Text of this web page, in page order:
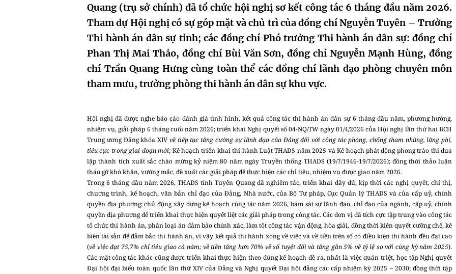
Quang (trụ sở chính) đã tổ chức hội nghị sơ kết công tác 6 tháng đầu năm 2026.
Tham dự Hội nghị có sự góp mặt và chủ trì của đồng chí Nguyễn Tuyên – Trưởng
Thi hành án dân sự tỉnh; các đồng chí Phó trưởng Thi hành án dân sự: đồng chí
Phan Thị Mai Thảo, đồng chí Bùi Văn Sơn, đồng chí Nguyễn Mạnh Hùng, đồng
chí Trần Quang Hưng cùng toàn thể các đồng chí lãnh đạo phòng chuyên môn
tham mưu, trưởng phòng thi hành án dân sự khu vực.
Hội nghị đã được nghe báo cáo đánh giá tình hình, kết quả công tác thi hành án dân sự 6 tháng đầu năm, phương hướng,
nhiệm vụ, giải pháp 6 tháng cuối năm 2026; triển khai Nghị quyết số 04-NQ/TW ngày 01/4/2026 của Hội nghị lần thứ hai BCH
Trung ương Đảng khóa XIV về tiếp tục tăng cường sự lãnh đạo của Đảng đối với công tác phòng, chống tham nhũng, lãng phí,
tiêu cực trong giai đoạn mới; Kế hoạch triển khai thi hành Luật THADS năm 2025 và Kế hoạch phát động phong trào thi đua
lập thành tích xuất sắc chào mừng kỷ niệm 80 năm ngày Truyền thống THADS (19/7/1946-19/7/2026); đồng thời thảo luận
tháo gỡ khó khăn, vướng mắc, đề xuất các giải pháp để thực hiện các chỉ tiêu, nhiệm vụ được giao năm 2026.
Trong 6 tháng đầu năm 2026, THADS tỉnh Tuyên Quang đã nghiêm túc, triển khai đầy đủ, kịp thời các nghị quyết, chỉ thị,
chương trình, kế hoạch, văn bản chỉ đạo của Đảng, Nhà nước, của Bộ Tư pháp, Cục Quản lý THADS và của cấp uỷ, chính
quyền địa phương; chủ động xây dựng kế hoạch công tác năm 2026, bám sát sự lãnh đạo, chỉ đạo của ngành, cấp uỷ, chính
quyền địa phương để triển khai thực hiện quyết liệt các giải pháp trong công tác. Các đơn vị đã tích cực tập trung vào công tác
tổ chức thi hành án, phân loại án đảm bảo chính xác, làm tốt công tác vận động, hòa giải, đồng thời kiên quyết cưỡng chế, kê
biên tài sản để đảm bảo thi hành án, vì vậy kết quả thi hành xong về việc và về tiền trên số có điều kiện thi hành đều đạt cao
(về việc đạt 75,7% chỉ tiêu giao cả năm; về tiền tăng hơn 70% về số tuyệt đối và tăng gần 5% về tỷ lệ so với cùng kỳ năm 2025).
Các mặt công tác khác cũng được triển khai thực hiện theo đúng kế hoạch đề ra, nhất là việc quán triệt, học tập Nghị quyết
Đại hội đại biểu toàn quốc lần thứ XIV của Đảng và Nghị quyết Đại hội đảng các cấp nhiệm kỳ 2025 – 2030; đồng thời tập